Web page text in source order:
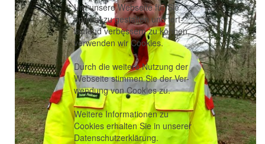
Um unsere Webseite für Sie
optimal zu gestalten und fort-
laufend verbessern zu können,
verwenden wir Cookies.
Durch die weitere Nutzung der
Webseite stimmen Sie der Ver-
wendung von Cookies zu.
Weitere Informationen zu
Cookies erhalten Sie in unserer
Datenschutzerklärung.